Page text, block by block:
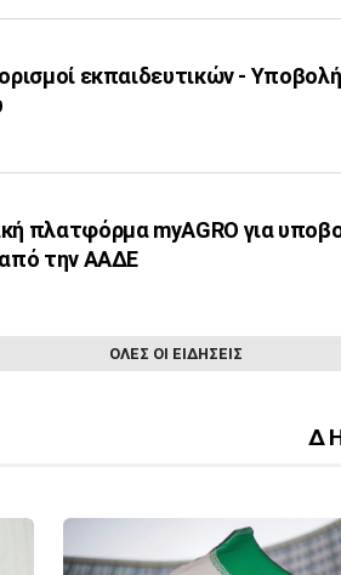
εκπαιδευτικών -
πλατφόρμα myAGRO για
από την ΑΑΔΕ
ΟΛΕΣ ΟΙ ΕΙΔΗΣΕΙΣ